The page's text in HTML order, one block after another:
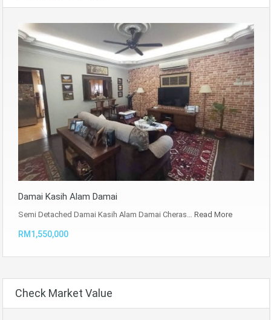
Damai Kasih Alam Damai
Semi Detached Damai Kasih Alam Damai Cheras… Read More
RM1,550,000
Check Market Value